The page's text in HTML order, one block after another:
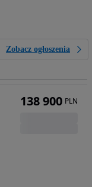
Zobacz ogłoszenia
138 900 PLN